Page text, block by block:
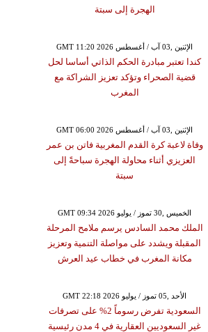
الهجرة إلى سبتة
GMT 11:20 2026 الإثنين ,03 آب / أغسطس
كندا تعتبر مبادرة الحكم الذاتي أساسا لحل
قضية الصحراء وتؤكد تعزيز الشراكة مع
المغرب
GMT 06:00 2026 الإثنين ,03 آب / أغسطس
وفاة لاعبة كرة القدم المغربية فاتن بن عمر
العزيزي أثناء محاولة الهجرة سباحةً إلى
سبتة
GMT 09:34 2026 الخميس ,30 تموز / يوليو
الملك محمد السادس يرسم ملامح المرحلة
المقبلة ويشدد على مواصلة التنمية وتعزيز
مكانة المغرب في خطاب عيد العرش
GMT 22:18 2026 الأحد ,05 تموز / يوليو
السعودية تفرض رسوماً 2% على تصرفات
غير السعوديين العقارية في 4 مدن رئيسية